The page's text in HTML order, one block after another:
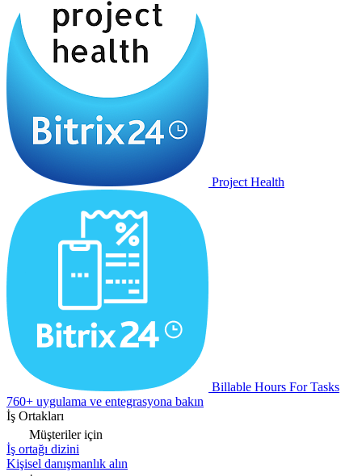
Project Health
Billable Hours For Tasks
760+ uygulama ve entegrasyona bakın
İş Ortakları
Müşteriler için
İş ortağı dizini
Kişisel danışmanlık alın